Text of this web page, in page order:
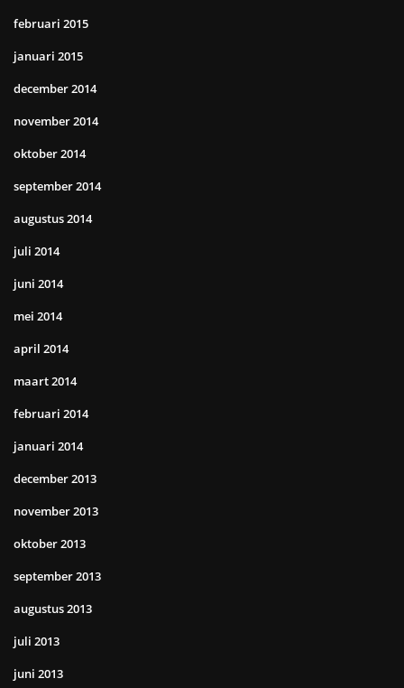
februari 2015
januari 2015
december 2014
november 2014
oktober 2014
september 2014
augustus 2014
juli 2014
juni 2014
mei 2014
april 2014
maart 2014
februari 2014
januari 2014
december 2013
november 2013
oktober 2013
september 2013
augustus 2013
juli 2013
juni 2013